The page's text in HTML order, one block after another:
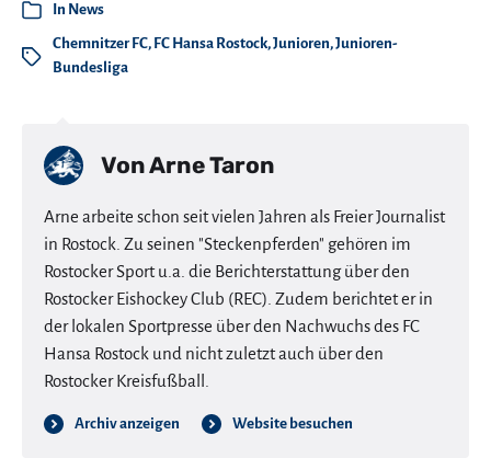
In News
Chemnitzer FC, FC Hansa Rostock,Junioren,Junioren-
Bundesliga
VonArne Taron
Arne arbeite schon seit vielen Jahren als Freier Journalist
in Rostock. Zu seinen "Steckenpferden" gehören im
Rostocker Sport u.a. die Berichterstattung über den
Rostocker Eishockey Club (REC). Zudem berichtet er in
der lokalen Sportpresse über den Nachwuchs des FC
Hansa Rostock und nicht zuletzt auch über den
Rostocker Kreisfußball.
Archiv anzeigen Website besuchen